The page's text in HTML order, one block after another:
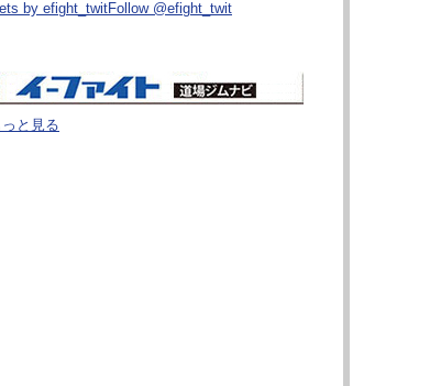
by efight_twitFollow @efight_twit
と見る